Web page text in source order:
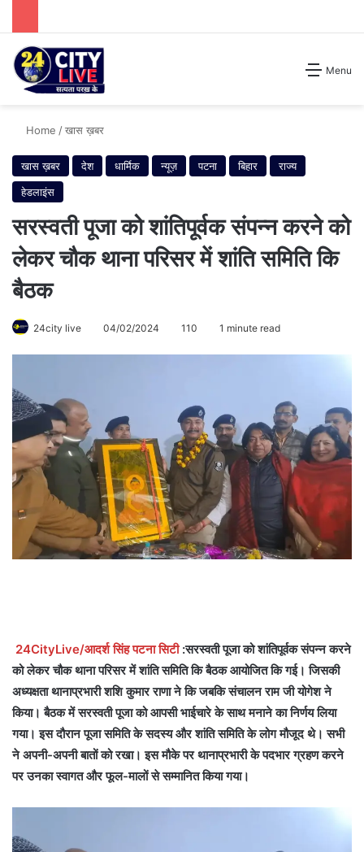
Menu
Search for
Home /खास ख़बर
खास ख़बर देश धार्मिक न्यूज़ पटना बिहार
राज्य
हेडलाइंस
सरस्वती पूजा को शांतिपूर्वक संपन्न करने को
लेकर चौक थाना परिसर में शांति समिति कि
बैठक
24city live 04/02/2024 110 1 minute read
24CityLive/आदर्श सिंह पटना सिटी :सरस्वती पूजा को शांतिपूर्वक संपन्न करने
को लेकर चौक थाना परिसर में शांति समिति कि बैठक आयोजित कि गई। जिसकी
अध्यक्षता थानाप्रभारी शशि कुमार राणा ने कि जबकि संचालन राम जी योगेश ने
किया। बैठक में सरस्वती पूजा को आपसी भाईचारे के साथ मनाने का निर्णय लिया
गया। इस दौरान पूजा समिति के सदस्य और शांति समिति के लोग मौजूद थे। सभी
ने अपनी-अपनी बातों को रखा। इस मौके पर थानाप्रभारी के पदभार ग्रहण करने
पर उनका स्वागत और फूल-मालों से सम्मानित किया गया।